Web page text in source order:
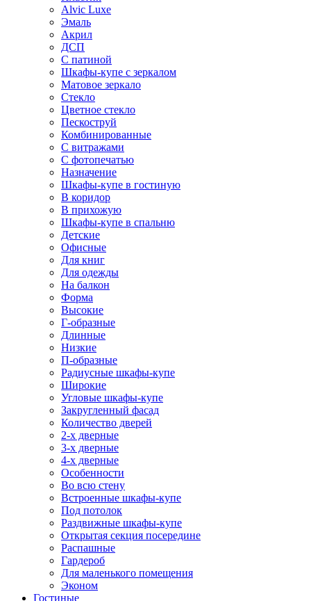
Alvic Luxe
Эмаль
Акрил
ДСП
С патиной
Шкафы-купе с зеркалом
Матовое зеркало
Стекло
Цветное стекло
Пескоструй
Комбинированные
С витражами
С фотопечатью
Назначение
Шкафы-купе в гостиную
В коридор
В прихожую
Шкафы-купе в спальню
Детские
Офисные
Для книг
Для одежды
На балкон
Форма
Высокие
Г-образные
Длинные
Низкие
П-образные
Радиусные шкафы-купе
Широкие
Угловые шкафы-купе
Закругленный фасад
Количество дверей
2-х дверные
3-х дверные
4-х дверные
Особенности
Во всю стену
Встроенные шкафы-купе
Под потолок
Раздвижные шкафы-купе
Открытая секция посередине
Распашные
Гардероб
Для маленького помещения
Эконом
Гостиные